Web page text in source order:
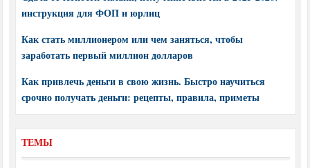
инструкция для ФОП и юрлиц
Как стать миллионером или чем заняться, чтобы
заработать первый миллион долларов
Как привлечь деньги в свою жизнь. Быстро научиться
срочно получать деньги: рецепты, правила, приметы
ТЕМЫ